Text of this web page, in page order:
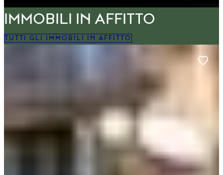
IMMOBILI IN AFFITTO​
TUTTI GLI IMMOBILI IN AFFITTO